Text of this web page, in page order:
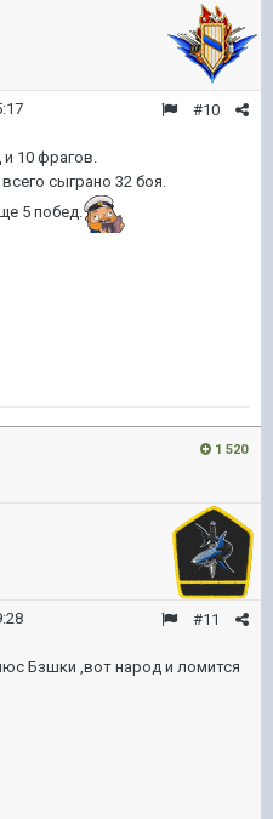
#10
10 фрагов.
сыграно 32 боя.
5 побед.
1 520
#11
Бзшки ,вот народ и ломится